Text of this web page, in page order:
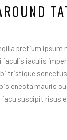
pretium ipsum
iaculis iaculis
tristique
enesta mauris
suscipit risus